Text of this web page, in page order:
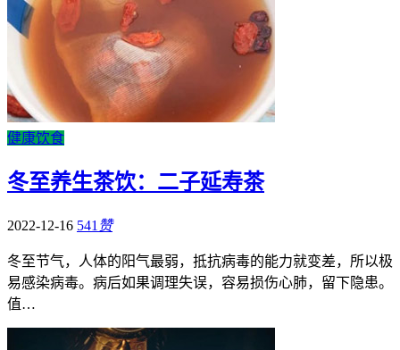
健康饮食
冬至养生茶饮：二子延寿茶
2022-12-16 541 赞
冬至节气，人体的阳气最弱，抵抗病毒的能力就变差，所以极
易感染病毒。病后如果调理失误，容易损伤心肺，留下隐患。
值…